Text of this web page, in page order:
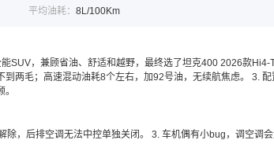
平均油耗： 8L/100Km
，兼顾省油、舒适和越野，最终选了坦克400 2026款
两毛；高速混动油耗8个左右，加92号油，无续航焦虑。 3.
，后排空调无法中控单独关闭。 3. 车机偶有小bug，调空调